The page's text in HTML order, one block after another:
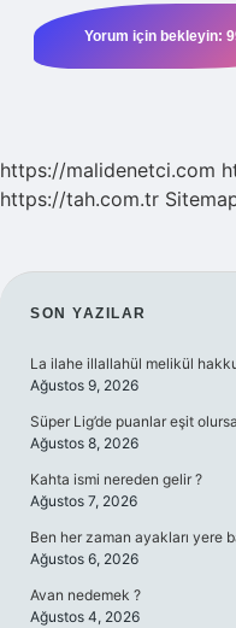
https://malidenetci.com
https://tah.com.tr
SIDEBAR
SON YAZILAR
La ilahe illallahül melikül
Ağustos 9, 2026
Süper Lig’de puanlar eşit
Ağustos 8, 2026
Kahta ismi nereden gelir ?
Ağustos 7, 2026
Ben her zaman ayakları yere
Ağustos 6, 2026
Avan nedemek ?
Ağustos 4, 2026